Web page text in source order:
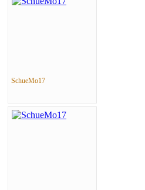
SchueMo17